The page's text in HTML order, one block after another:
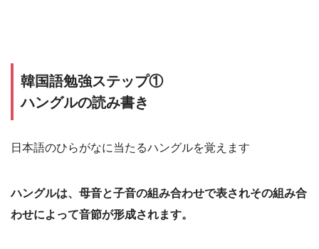
韓国語勉強ステップ①
ハングルの読み書き
日本語のひらがなに当たるハングルを覚えます
ハングルは、母音と子音の組み合わせで表されその組み合
わせによって音節が形成されます。